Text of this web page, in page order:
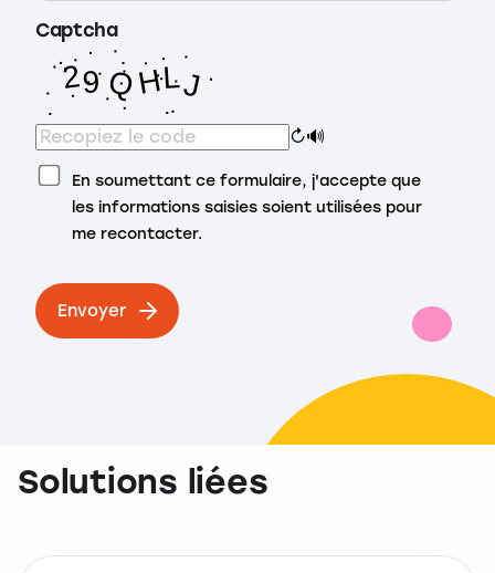
Captcha
↻🔊
En soumettant ce formulaire, j'accepte que
les informations saisies soient utilisées pour
me recontacter.
Envoyer
Solutions liées